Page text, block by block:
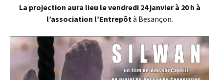
La projection aura lieu le vendredi 24 janvier à 20 h à
l’association l’Entrepôtà Besançon.